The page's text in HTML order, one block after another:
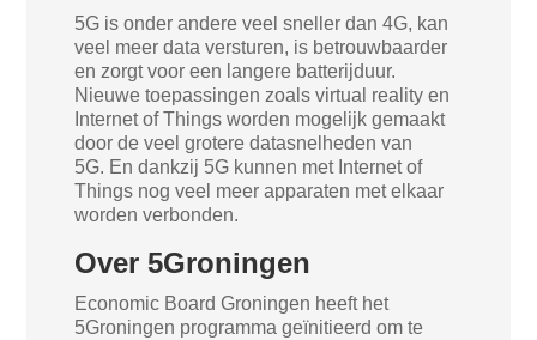
5G is onder andere veel sneller dan 4G, kan
veel meer data versturen, is betrouwbaarder
en zorgt voor een langere batterijduur.
Nieuwe toepassingen zoals virtual reality en
Internet of Things worden mogelijk gemaakt
door de veel grotere datasnelheden van
5G. En dankzij 5G kunnen met Internet of
Things nog veel meer apparaten met elkaar
worden verbonden.
Over 5Groningen
Economic Board Groningen heeft het
5Groningen programma geïnitieerd om te